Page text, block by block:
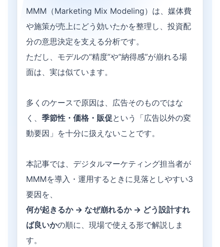
MMM（Marketing Mix Modeling）は、媒体費
や施策が売上にどう効いたかを整理し、投資配
分の意思決定を支える分析です。
ただし、モデルの“精度”や“納得感”が崩れる場
面は、実は似ています。
多くのケースで原因は、広告そのものではな
く、 季節性・価格・販促という「広告以外の変
動要因」を十分に扱えないことです。
本記事では、デジタルマーケティング担当者が
MMMを導入・運用するときに見落としやすい3
要因を、
何が起きるか → なぜ崩れるか → どう設計すれ
ば良いかの順に、現場で使える形で解説しま
す。